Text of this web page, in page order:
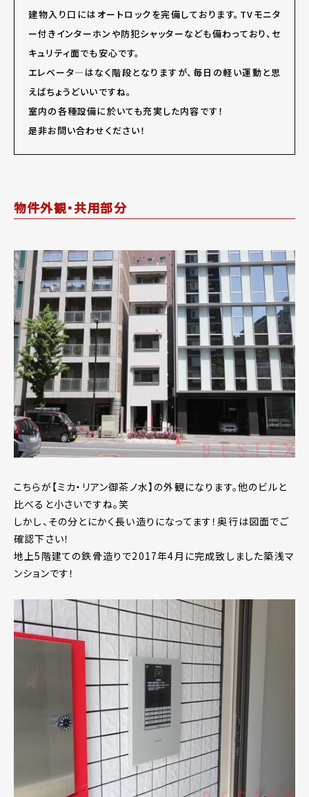
建物入り口にはオートロックを完備しております。TVモニタ
ー付きインターホンや防犯シャッターなども備わっており、セ
キュリティ面でも安心です。
エレベータ―はなく階段となりますが、毎日の軽い運動と思
えばちょうどいいですね。
室内の各種設備に於いても充実した内容です！
是非お問い合わせください！
物件外観・共用部分
こちらが【ミカ・リアン御茶ノ水】の外観になります。他のビルと
比べると小さいですね。笑
しかし、その分とにかく長い造りになってます！奥行は図面でご
確認下さい！
地上5階建ての鉄骨造りで2017年4月に完成致しました築浅マ
ンションです！